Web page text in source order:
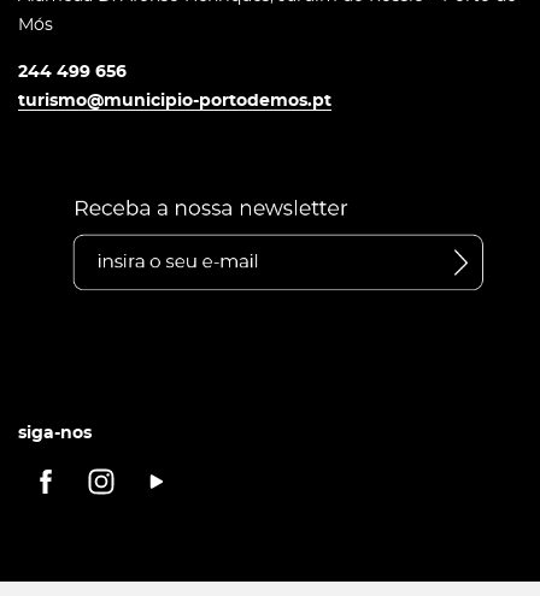
Mós
244 499 656
turismo@municipio-portodemos.pt
siga-nos